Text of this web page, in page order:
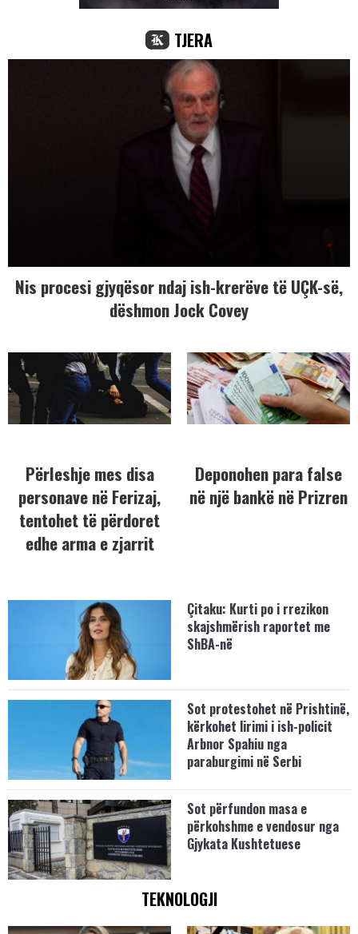
TJERA
Nis procesi gjyqësor ndaj ish-krerëve të UÇK-së,
dëshmon Jock Covey
Përleshje mes disa
personave në Ferizaj,
tentohet të përdoret
edhe arma e zjarrit
Deponohen para false
në një bankë në Prizren
Çitaku: Kurti po i rrezikon
skajshmërish raportet me
ShBA-në
Sot protestohet në Prishtinë,
kërkohet lirimi i ish-policit
Arbnor Spahiu nga
paraburgimi në Serbi
Sot përfundon masa e
përkohshme e vendosur nga
Gjykata Kushtetuese
TEKNOLOGJI